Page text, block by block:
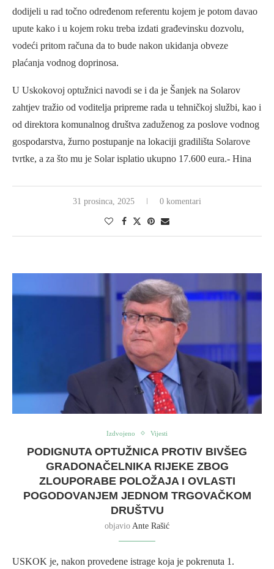
dodijeli u rad točno određenom referentu kojem je potom davao
upute kako i u kojem roku treba izdati građevinsku dozvolu,
vodeći pritom računa da to bude nakon ukidanja obveze
plaćanja vodnog doprinosa.
U Uskokovoj optužnici navodi se i da je Šanjek na Solarov
zahtjev tražio od voditelja pripreme rada u tehničkoj službi, kao i
od direktora komunalnog društva zaduženog za poslove vodnog
gospodarstva, žurno postupanje na lokaciji gradilišta Solarove
tvrtke, a za što mu je Solar isplatio ukupno 17.600 eura.- Hina
31 prosinca, 2025 0 komentari
Izdvojeno Vijesti
PODIGNUTA OPTUŽNICA PROTIV BIVŠEG
GRADONAČELNIKA RIJEKE ZBOG
ZLOUPORABE POLOŽAJA I OVLASTI
POGODOVANJEM JEDNOM TRGOVAČKOM
DRUŠTVU
objavio Ante Rašić
USKOK je, nakon provedene istrage koja je pokrenuta 1.